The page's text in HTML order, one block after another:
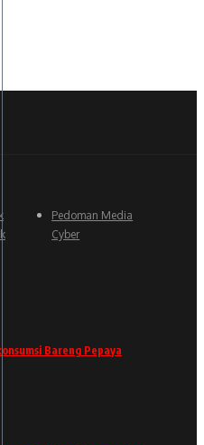
Pedoman Media
Cyber
Bareng Pepaya